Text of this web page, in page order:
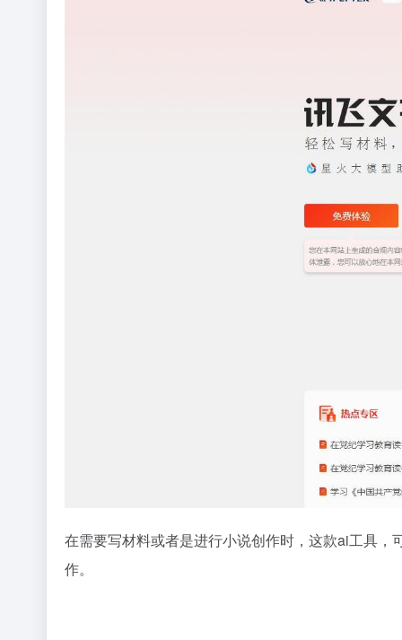
在需要写材料或者是进行小说创作时，这款ai工具
作。